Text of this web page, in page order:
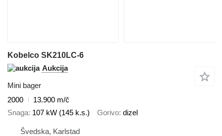
Kobelco SK210LC-6
Aukcija
Mini bager
2000
13.900 m/č
Snaga 107 kW (145 k.s.) Gorivo dizel
Švedska, Karlstad